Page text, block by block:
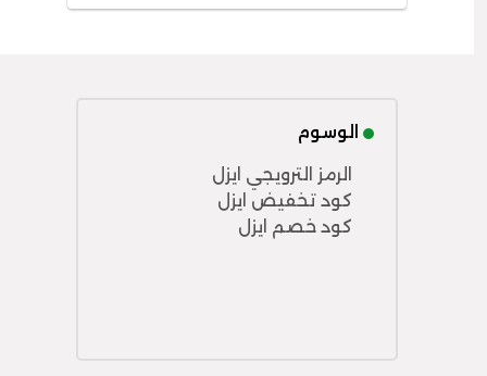
الوسوم
الرمز الترويجي ايزل
كود تخفيض ايزل
كود خصم ايزل